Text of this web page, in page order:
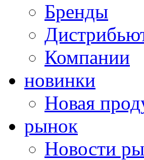
Бренды
Компании
новинки
Новая
рынок
Новости